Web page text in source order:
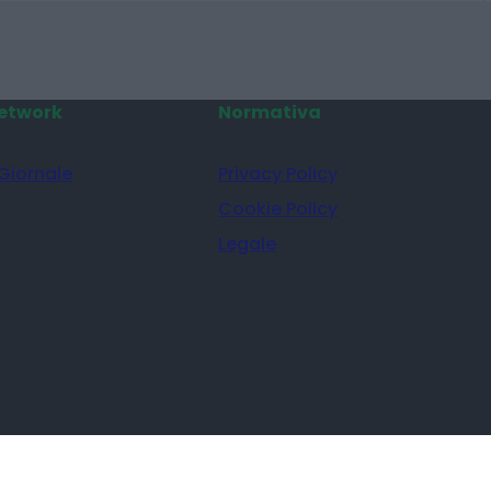
Normativa
Privacy Policy
Cookie Policy
Legale